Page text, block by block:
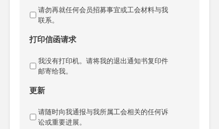
请勿再就任何会员招募事宜或工会材料与我
联系。
打印信函请求
我没有打印机。请将我的退出通知书复印件
邮寄给我。
更新
请随时向我通报与我所属工会相关的任何诉
讼或重要进展。